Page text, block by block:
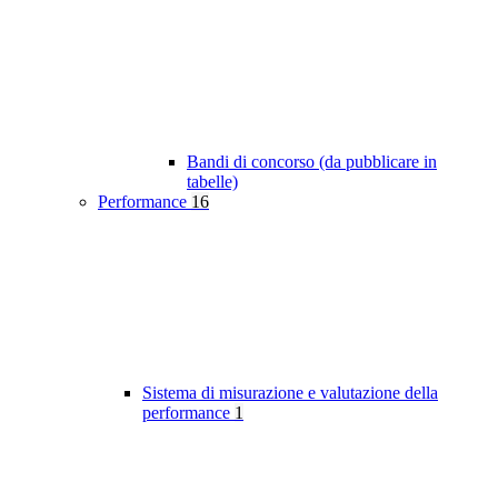
Bandi di concorso (da pubblicare in
tabelle)
Performance 16
Sistema di misurazione e valutazione della
performance 1